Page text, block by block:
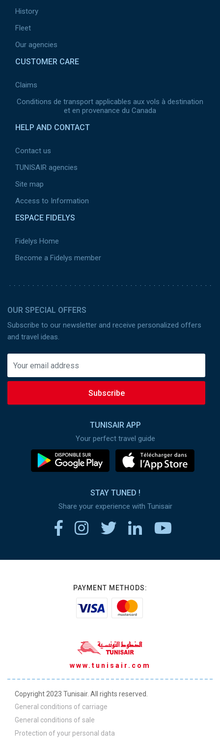
History
Fleet
Our agencies
CUSTOMER CARE
Claims
Conditions de transport applicables aux vols à destination
et en provenance du Canada
HELP AND CONTACT
Contact us
TUNISAIR agencies
Site map
Access to Information
ESPACE FIDELYS
Fidelys Home
Become a Fidelys member
OUR SPECIAL OFFERS
Subscribe to our newsletter and receive personalized offers
and travel ideas.
Subscribe
TUNISAIR APP
Your perfect travel guide
STAY TUNED !
Share your experience with Tunisair
PAYMENT METHODS:
www.tunisair.com
Copyright 2023 Tunisair. All rights reserved.
General conditions of carriage
General conditions of sale
Protection of your personal data